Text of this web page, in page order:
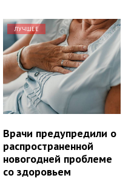
ЛУЧШЕЕ
Врачи предупредили о
распространенной
новогодней проблеме
со здоровьем